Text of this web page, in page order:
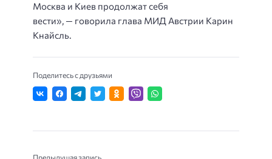
Москва и Киев продолжат себя
вести», — говорила глава МИД Австрии Карин
Кнайсль.
Поделитесь с друзьями